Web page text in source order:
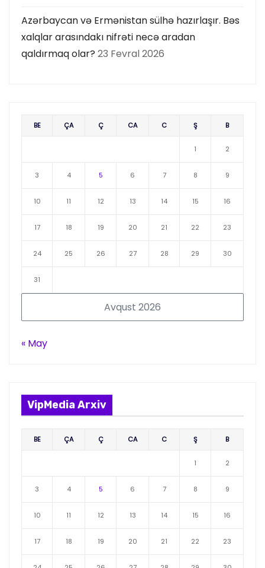
Azərbaycan və Ermənistan sülhə hazırlaşır. Bəs
xalqlar arasındakı nifrəti necə aradan
qaldırmaq olar? 23 Fevral 2026
Avqust 2026
BE ÇA Ç CA C Ş B
1 2
3 4 5 6 7 8 9
10 11 12 13 14 15 16
17 18 19 20 21 22 23
24 25 26 27 28 29 30
31
« May
VipMedia Arxiv
BE ÇA Ç CA C Ş B
1 2
3 4 5 6 7 8 9
10 11 12 13 14 15 16
17 18 19 20 21 22 23